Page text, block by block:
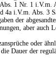
1 Nr. 1 i.V.m.
4a i.V.m. Abs.
der
aber
oder
Dauer der